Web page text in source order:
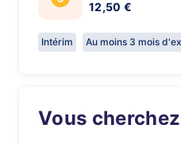
12,50 €
Intérim Au moins 3 mois
Vous